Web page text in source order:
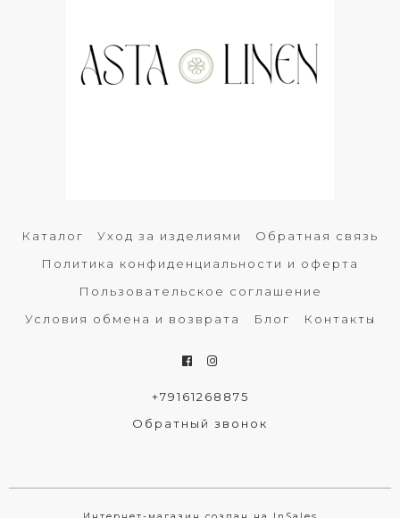
Каталог Уход за изделиями
Обратная связь
Политика конфиденциальности и оферта
Пользовательское соглашение
Условия обмена и возврата
Блог Контакты
+79161268875
Обратный звонок